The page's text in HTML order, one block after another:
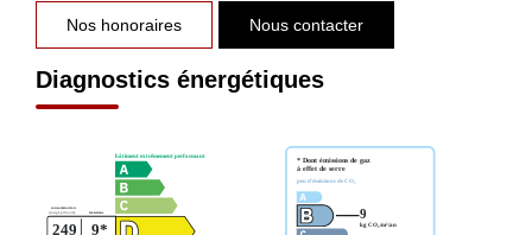
Nos honoraires Nous contacter
Diagnostics énergétiques